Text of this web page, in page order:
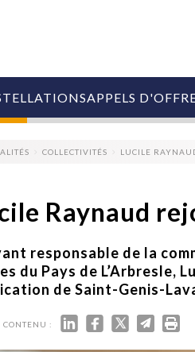
APPELS
COLLECTIVITÉS LUCILE
Raynaud
responsable de la
du Pays de L’Arbresle,
de Saint-Genis-
CONTENU :